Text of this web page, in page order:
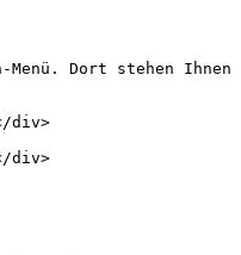
Dort stehen Ihnen
div>
div>